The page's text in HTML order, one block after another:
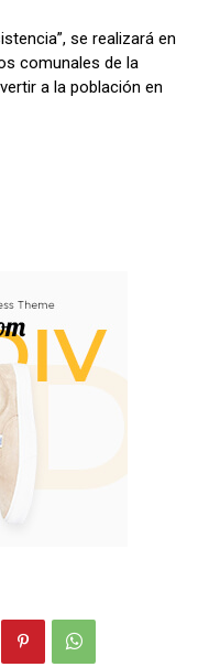
se realizará en
comunales de la
a la población en